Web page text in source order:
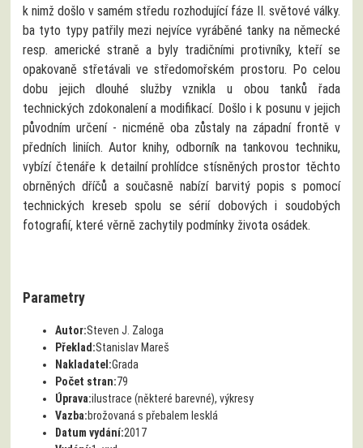
k nimž došlo v samém středu rozhodující fáze II. světové války.
ba tyto typy patřily mezi nejvíce vyráběné tanky na německé
resp. americké straně a byly tradičními protivníky, kteří se
opakovaně střetávali ve středomořském prostoru. Po celou
dobu jejich dlouhé služby vznikla u obou tanků řada
technických zdokonalení a modifikací. Došlo i k posunu v jejich
původním určení - nicméně oba zůstaly na západní frontě v
předních liniích. Autor knihy, odborník na tankovou techniku,
vybízí čtenáře k detailní prohlídce stísněných prostor těchto
obrněných dříčů a současně nabízí barvitý popis s pomocí
technických kreseb spolu se sérií dobových i soudobých
fotografií, které věrně zachytily podmínky života osádek.
Parametry
Autor:Steven J. Zaloga
Překlad:Stanislav Mareš
Nakladatel:Grada
Počet stran:79
Úprava:ilustrace (některé barevné), výkresy
Vazba:brožovaná s přebalem lesklá
Datum vydání:2017